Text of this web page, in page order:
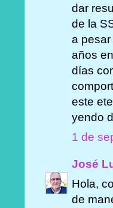
dar
de la
a
años
días
este
yendo
1 de
José
Hola,
de